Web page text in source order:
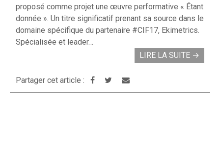
proposé comme projet une œuvre performative « Étant
donnée ». Un titre significatif prenant sa source dans le
domaine spécifique du partenaire #CIF17, Ekimetrics.
Spécialisée et leader…
LIRE LA SUITE →
Partager cet article :